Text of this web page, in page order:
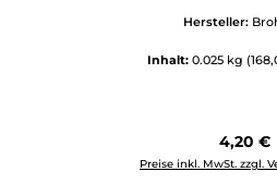
Hersteller:
Inhalt: 0.025 kg
4,20 €
Preise inkl. MwSt. zzgl.